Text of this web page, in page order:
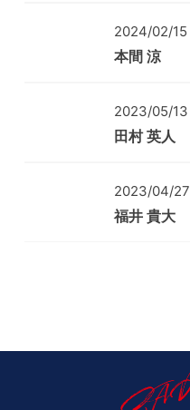
2024/02/15
本間 涼
2023/05/13
田村 英人
2023/04/27
福井 貴大